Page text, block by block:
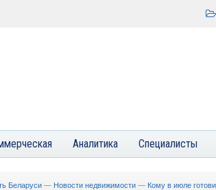
Аналитика Специалисты
Беларуси — Новости недвижимости — Кому в июле